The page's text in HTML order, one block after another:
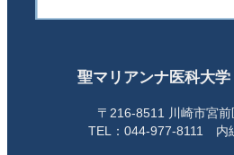
聖マリアンナ医科大
〒216-8511 川崎市宮前
TEL：044-977-8111 内